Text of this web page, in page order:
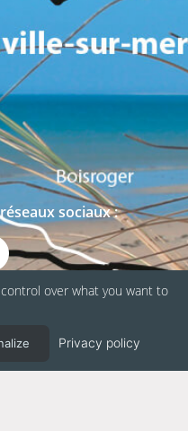
sociaux :
over what you want to
Privacy policy